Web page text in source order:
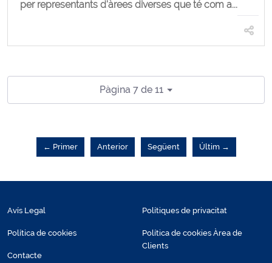
per representants d’àrees diverses que té com a...
Pàgina 7 de 11
← Primer Anterior Següent Últim →
Avís Legal
Política de cookies
Contacte
Polítiques de privacitat
Política de cookies Àrea de
Clients